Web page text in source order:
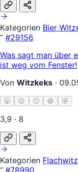
Kategorien Bier
“ #29156
Was sagt man über
ist weg vom Fenster!
Von Witzkeks ·
🥱 😐 🙂 😄 🤣
3,9 · 8
Kategorien
“ #78990